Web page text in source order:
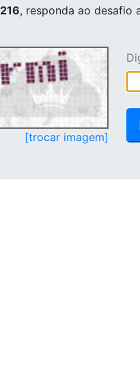
, responda ao desafio
[trocar imagem]